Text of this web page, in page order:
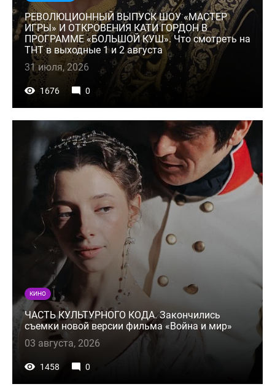
РЕВОЛЮЦИОННЫЙ ВЫПУСК ШОУ «МАСТЕР
ИГРЫ» И ОТКРОВЕНИЯ КАТИ ГОРДОН В
ПРОГРАММЕ «БОЛЬШОЙ КУШ». Что смотреть на
ТНТ в выходные 1 и 2 августа
31 июля, 2026
1676 0
КИНО
ЧАСТЬ КУЛЬТУРНОГО КОДА. Закончились
съемки новой версии фильма «Война и мир»
03 августа, 2026
1458 0